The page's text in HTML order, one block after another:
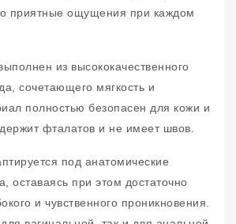
приятные ощущения при каждом
из высококачественного
сочетающего мягкость и
полностью безопасен для кожи и
фталатов и не имеет швов.
под анатомические
оставаясь при этом достаточно
и чувственного проникновения.